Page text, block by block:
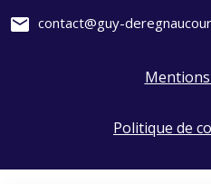
mail contact@guy-
Politique de